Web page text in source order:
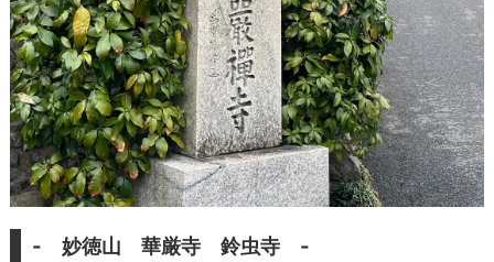
- 妙徳山 華厳寺 鈴虫寺 -